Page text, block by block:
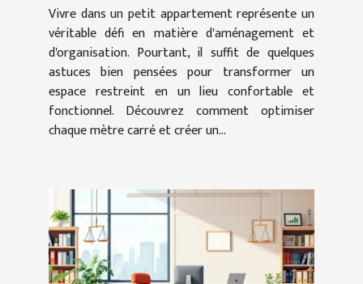
Vivre dans un petit appartement représente un
véritable défi en matière d'aménagement et
d'organisation. Pourtant, il suffit de quelques
astuces bien pensées pour transformer un
espace restreint en un lieu confortable et
fonctionnel. Découvrez comment optimiser
chaque mètre carré et créer un...